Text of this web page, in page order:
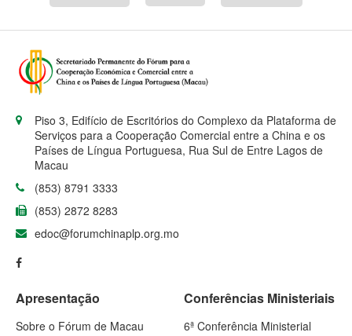
Piso 3, Edifício de Escritórios do Complexo da Plataforma de
Serviços para a Cooperação Comercial entre a China e os
Países de Língua Portuguesa, Rua Sul de Entre Lagos de
Macau
(853) 8791 3333
(853) 2872 8283
edoc@forumchinaplp.org.mo
Apresentação
Sobre o Fórum de Macau
Conferências Ministeriais
6ª Conferência Ministerial